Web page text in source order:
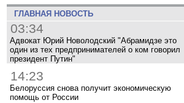
ГЛАВНАЯ НОВОСТЬ
03:34
Адвокат Юрий Новолодский "Абрамидзе это
один из тех предпринимателей о ком говорил
президент Путин"
14:23
Белоруссия снова получит экономическую
помощь от России